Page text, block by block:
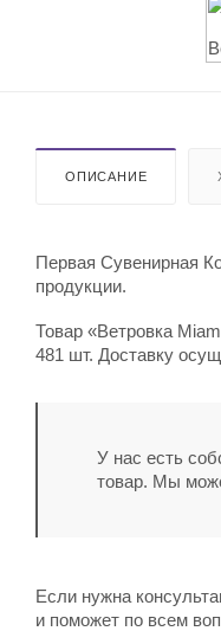
ОПИСАНИЕ
Первая Сувенирная
продукции.
Товар «Ветровка
481 шт. Доставку
У нас есть
товар. Мы
Если нужна
и поможет по всем